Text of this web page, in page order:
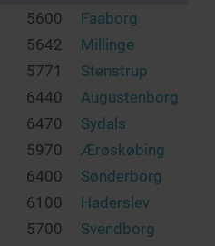
5600
Faaborg
5642
Millinge
5771
Stenstrup
6440
Augustenborg
6470
Sydals
5970
Ærøskøbing
6400
Sønderborg
6100
Haderslev
5700
Svendborg